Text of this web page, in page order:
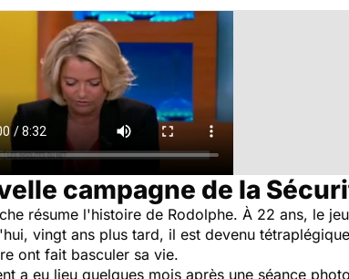
campagne de la
résume l'histoire de Rodolphe. À 22 ans, le
vingt ans plus tard, il est devenu
ont fait basculer sa vie.
a eu lieu quelques mois après une séance